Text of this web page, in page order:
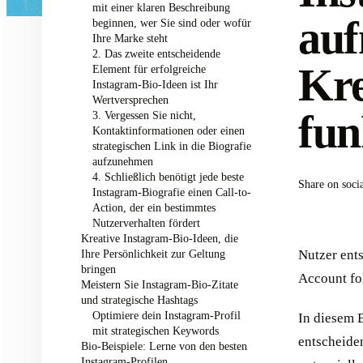
mit einer klaren Beschreibung
beginnen, wer Sie sind oder wofür
Ihre Marke steht
2. Das zweite entscheidende
Element für erfolgreiche
Instagram-Bio-Ideen ist Ihr
Wertversprechen
3. Vergessen Sie nicht,
Kontaktinformationen oder einen
strategischen Link in die Biografie
aufzunehmen
4. Schließlich benötigt jede beste
Instagram-Biografie einen Call-to-
Action, der ein bestimmtes
Nutzerverhalten fördert
Kreative Instagram-Bio-Ideen, die
Ihre Persönlichkeit zur Geltung
bringen
Meistern Sie Instagram-Bio-Zitate
und strategische Hashtags
Optimiere dein Instagram-Profil
mit strategischen Keywords
Bio-Beispiele: Lerne von den besten
Share on
Nutzer
Account
In diesem